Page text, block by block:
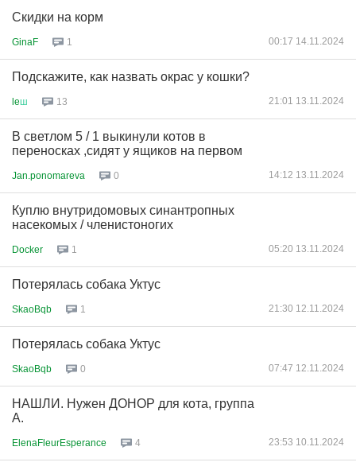
Скидки на корм
GinaF 1 00:17 14.11.2024
Подскажите, как назвать окрас у кошки?
leш 13 21:01 13.11.2024
В светлом 5 / 1 выкинули котов в
переносках ,сидят у ящиков на первом
Jan.ponomareva 0 14:12 13.11.2024
Куплю внутридомовых синантропных
насекомых / членистоногих
Docker 1 05:20 13.11.2024
Потерялась собака Уктус
SkaoBqb 1 21:30 12.11.2024
Потерялась собака Уктус
SkaoBqb 0 07:47 12.11.2024
НАШЛИ. Нужен ДОНОР для кота, группа
А.
ElenaFleurEsperance 4 23:53 10.11.2024